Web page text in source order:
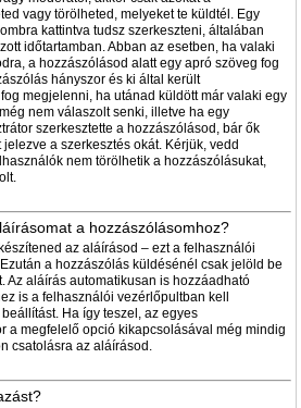
vagy törölheted, melyeket te küldtél. Egy
kattintva tudsz szerkeszteni, általában
időtartamban. Abban az esetben, ha valaki
a hozzászólásod alatt egy apró szöveg fog
hányszor és ki által került
megjelenni, ha utánad küldött már valaki egy
nem válaszolt senki, illetve ha egy
szerkesztette a hozzászólásod, bár ők
a szerkesztés okát. Kérjük, vedd
nem törölhetik a hozzászólásukat,
a hozzászólásomhoz?
az aláírásod – ezt a felhasználói
a hozzászólás küldésénél csak jelöld be
Az aláírás automatikusan is hozzáadható
is a felhasználói vezérlőpultban kell
Ha így teszel, az egyes
a megfelelő opció kikapcsolásával még mindig
csatolásra az aláírásod.